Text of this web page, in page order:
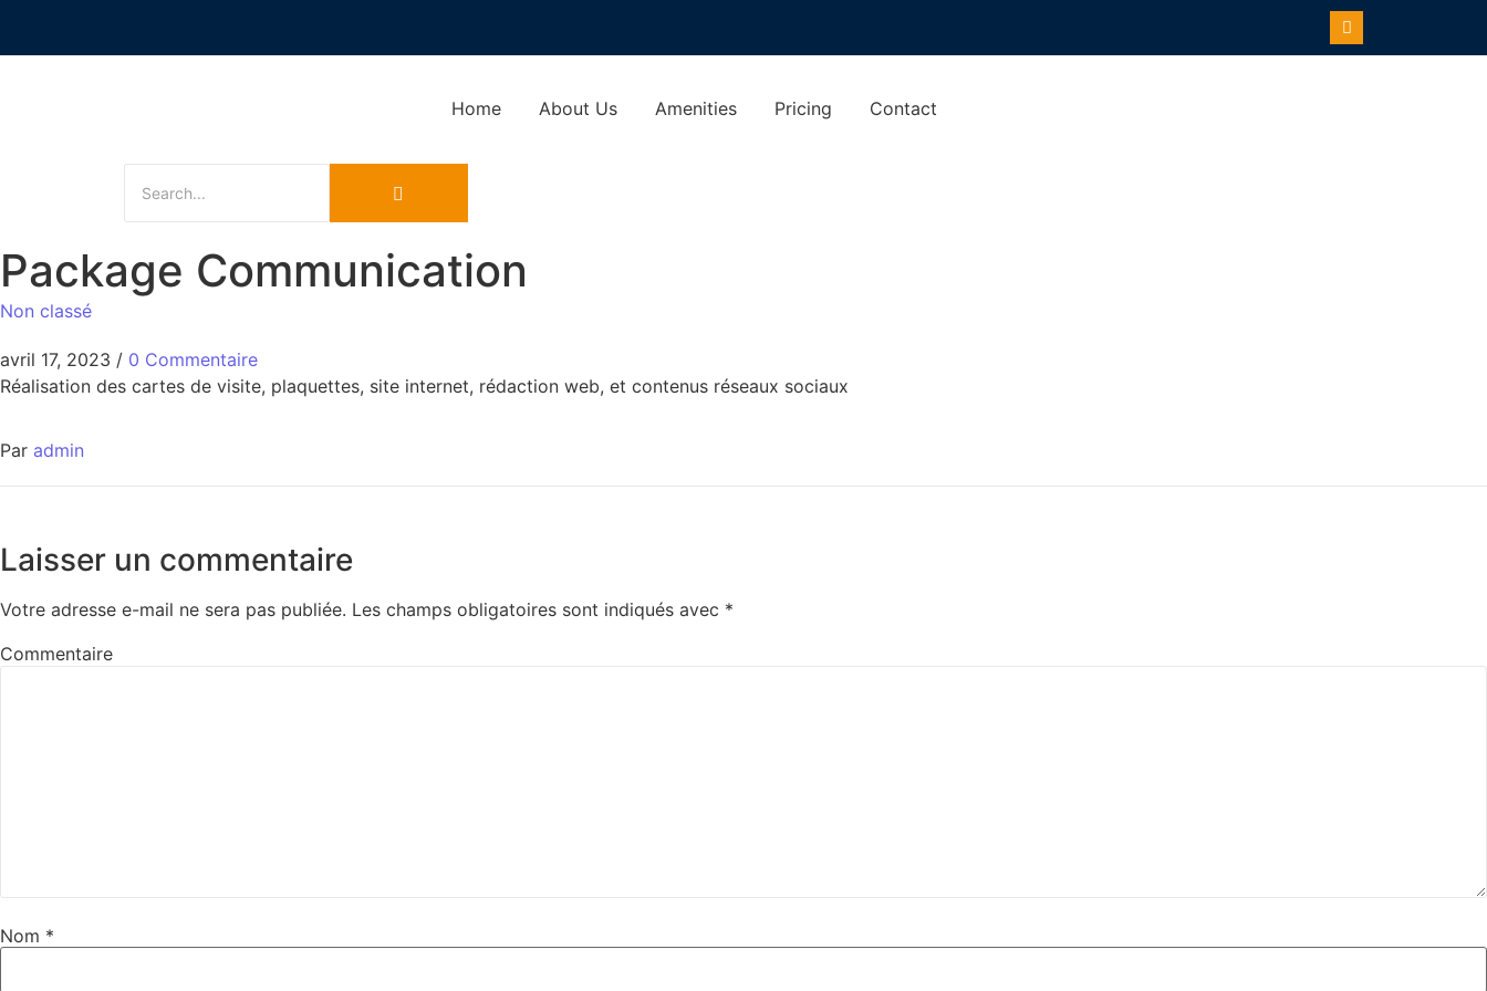
Home About Us Amenities Pricing Contact
Package Communication
Non classé
avril 17, 2023 / 0 Commentaire
Réalisation des cartes de visite, plaquettes, site internet, rédaction web, et contenus réseaux sociaux
Par admin
Laisser un commentaire
Votre adresse e-mail ne sera pas publiée. Les champs obligatoires sont indiqués avec *
Commentaire
Nom *